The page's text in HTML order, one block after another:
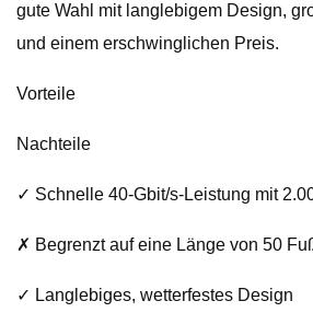
gute Wahl mit langlebigem Design,
und einem erschwinglichen Preis.
Vorteile
Nachteile
✓ Schnelle 40-Gbit/s-Leistung mit
✗ Begrenzt auf eine Länge von 50
✓ Langlebiges, wetterfestes Design